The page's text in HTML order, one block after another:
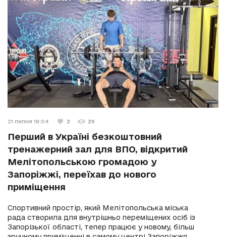
21 липня 18:04 2 29
Перший в Україні безкоштовний
тренажерний зал для ВПО, відкритий
Мелітопольською громадою у
Запоріжжі, переїхав до нового
приміщення
Спортивний простір, який Мелітопольська міська
рада створила для внутрішньо переміщених осіб із
Запорізької області, тепер працює у новому, більш